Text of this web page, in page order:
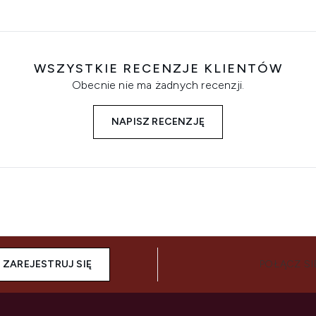
WSZYSTKIE RECENZJE KLIENTÓW
Obecnie nie ma żadnych recenzji.
NAPISZ RECENZJĘ
ZAREJESTRUJ SIĘ POŁĄCZ